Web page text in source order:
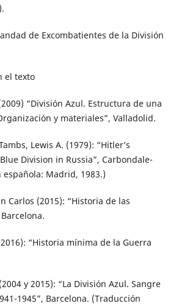
de Excombatientes de la División
el texto
“División Azul. Estructura de una
y materiales”, Valladolid.
Lewis A. (1979): “Hitler’s
Division in Russia”, Carbondale-
española: Madrid, 1983.)
Carlos (2015): “Historia de las
“Historia mínima de la Guerra
y 2015): “La División Azul. Sangre
1945”, Barcelona. (Traducción